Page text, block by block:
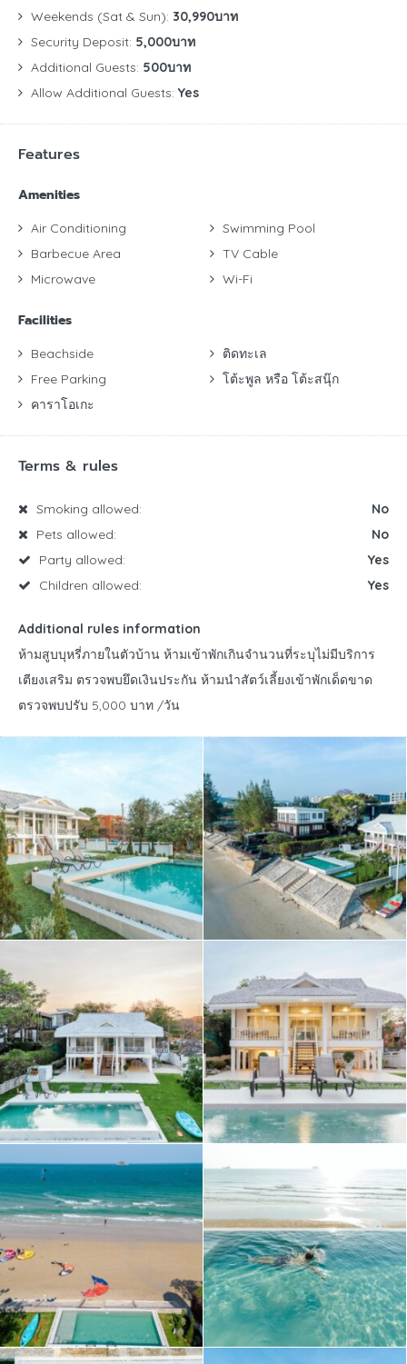
Weekends (Sat & Sun): 30,990บาท
Security Deposit: 5,000บาท
Additional Guests: 500บาท
Allow Additional Guests: Yes
Features
Amenities
Air Conditioning
Barbecue Area
Microwave
Swimming Pool
TV Cable
Wi-Fi
Facilities
Beachside
Free Parking
คาราโอเกะ
ติดทะเล
โต้ะพูล หรือ โต้ะสนุ๊ก
Terms & rules
Smoking allowed:
No
Pets allowed:
No
Party allowed:
Yes
Children allowed:
Yes
Additional rules information
ห้ามสูบบุหรี่ภายในตัวบ้าน ห้ามเข้าพักเกินจำนวนที่ระบุไม่มีบริการ
เตียงเสริม ตรวจพบยึดเงินประกัน ห้ามนำสัตว์เลี้ยงเข้าพักเด็ดขาด
ตรวจพบปรับ 5,000 บาท /วัน